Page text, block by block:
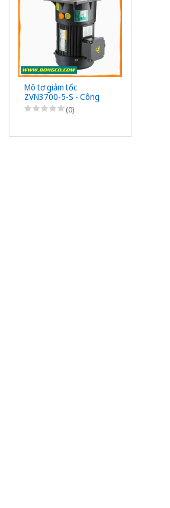
Mô tơ giảm tốc
ZVN3700-5-S - Công
suất 3700W (5HP) - 1/5
- Chân đế - 3Pha
(0)